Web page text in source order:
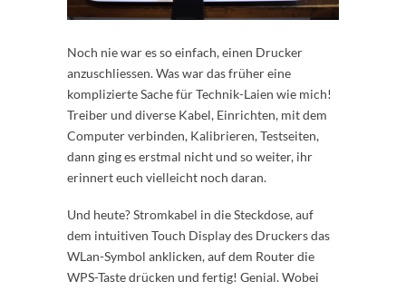
Noch nie war es so einfach, einen Drucker
anzuschliessen. Was war das früher eine
komplizierte Sache für Technik-Laien wie mich!
Treiber und diverse Kabel, Einrichten, mit dem
Computer verbinden, Kalibrieren, Testseiten,
dann ging es erstmal nicht und so weiter, ihr
erinnert euch vielleicht noch daran.
Und heute? Stromkabel in die Steckdose, auf
dem intuitiven Touch Display des Druckers das
WLan-Symbol anklicken, auf dem Router die
WPS-Taste drücken und fertig! Genial. Wobei